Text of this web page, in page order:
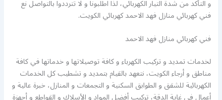
و التأكد من شدة التيار الكهربائي، لذا اطلبونا و لا تترددوا بالتواصل نع
فني كهربائي منازل فهد الاحمد كهربائي الكويت.
فني كهربائي منازل فهد الاحمد
لخدمات تمديد و تركيب الكهرباء و كافة توصيلاتها و خدماتها في كافة
مناطق و أرجاء الكويت، نتعهد بالقيام بتمديد و تشطيب كل الخدمات
الكهربائية للشقق و الطوابق السكنية و التجمعات و المنازل، خبرة عالية و